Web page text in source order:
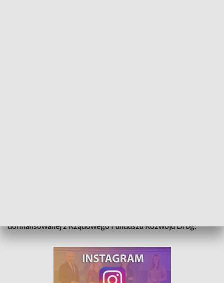
dofinansowanej z Rządowego Funduszu Rozwoju Dróg.